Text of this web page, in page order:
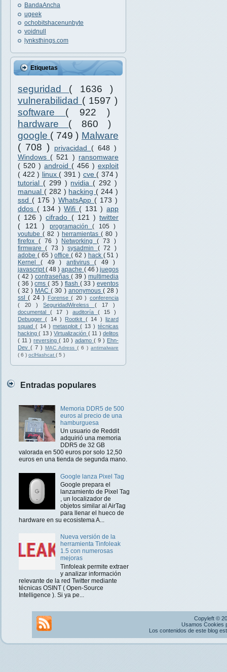
BandaAncha
ugeek
ochobitshacenunbyte
voidnull
lynksthings.com
Etiquetas
seguridad ( 1636 )
vulnerabilidad ( 1597 )
software ( 922 )
hardware ( 860 )
google ( 749 ) Malware
( 708 )
privacidad ( 648 )
Windows ( 521 ) ransomware
( 520 ) android ( 456 ) exploit
( 422 ) linux ( 391 ) cve ( 374 )
tutorial ( 299 ) nvidia ( 292 )
manual ( 282 ) hacking ( 244 )
ssd ( 175 ) WhatsApp ( 173 )
ddos ( 134 )Wifi ( 131 ) app
( 126 )cifrado ( 121 )twitter
( 121 ) programación( 105 )
youtube( 82 ) herramientas( 80 )
firefox ( 76 ) Networking( 73 )
firmware( 73 )sysadmin ( 72 )
adobe ( 65 )office( 62 ) hack ( 51 )
Kernel( 49 ) antivirus( 49 )
javascript( 48 )apache ( 46 ) juegos
( 42 ) contraseñas ( 39 ) multimedia
( 36 )cms( 35 ) flash ( 33 )eventos
( 32 ) MAC( 30 ) anonymous ( 28 )
ssl( 24 ) Forense( 20 ) conferencia
( 20 )SeguridadWireless ( 17 )
documental ( 17 ) auditoría ( 15 )
Debugger( 14 ) Rootkit ( 14 ) lizard
squad ( 14 )metasploit( 13 ) técnicas
hacking( 13 )Virtualización ( 11 ) delitos
( 11 ) reversing ( 10 ) adamo ( 9 ) Ehn-
Dev ( 7 ) MAC Adress ( 6 ) antimalware
( 6 ) oclHashcat ( 5 )
Entradas populares
Memoria DDR5 de 500
euros al precio de una
hamburguesa
Un usuario de Reddit
adquirió una memoria
DDR5 de 32 GB
valorada en 500 euros por solo 12,50
euros en una tienda de segunda mano.
Google lanza Pixel Tag
Google prepara el
lanzamiento de Pixel Tag
, un localizador de
objetos similar al AirTag
para llenar el hueco de
hardware en su ecosistema A...
Nueva versión de la
herramienta Tinfoleak
1.5 con numerosas
mejoras
Tinfoleak permite extraer
y analizar información
relevante de la red Twitter mediante
técnicas OSINT ( Open-Source
Intelligence ). Si ya pe...
Copyleft ©
Usamos Cookies
Los contenidos de este blog